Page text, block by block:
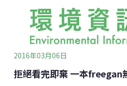
與北回歸線之間，太陽東升西
一個要考慮的就是日照角度。
曬時間與角度，舉例來說，北
2016年03月06日
拒絕看完即棄 一本freegan